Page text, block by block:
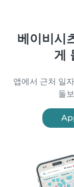
베이비시
게
앱에서 근처 일
돌